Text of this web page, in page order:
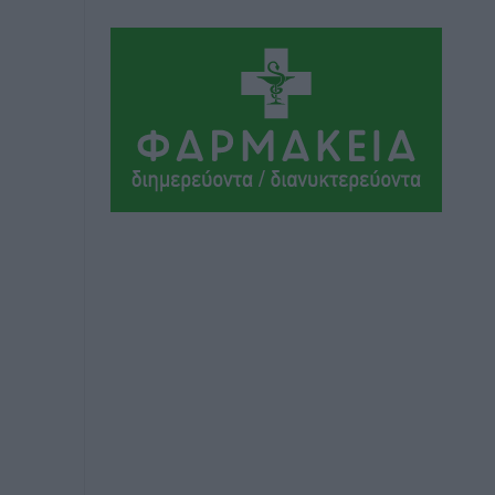
Ιάλυσος Β’: Νωρίς νωρίς μπήκαν στα
βάσανα της προετοιμασίας
πριν 4 ώρες
Εθνικός Αρχίπολης: Μεγάλο βήμα
προόδου η ίδρυση Ακαδημίας